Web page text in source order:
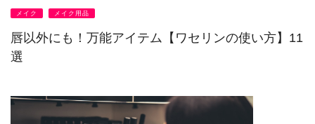
メイク メイク用品
唇以外にも！万能アイテム【ワセリンの使い方】11
選